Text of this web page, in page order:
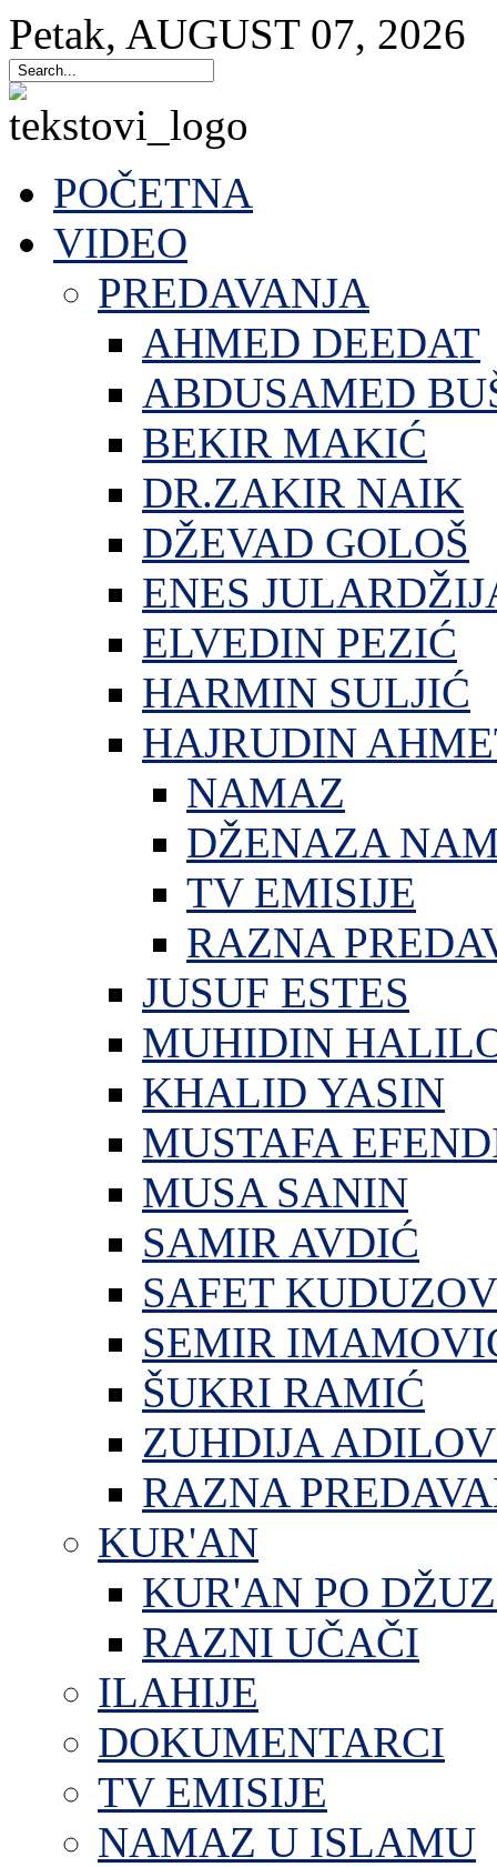
Petak, AUGUST 07, 2026
POČETNA
VIDEO
PREDAVANJA
AHMED DEEDAT
ABDUSAMED
BEKIR MAKIĆ
DR.ZAKIR NAIK
DŽEVAD GOLOŠ
ENES
ELVEDIN PEZIĆ
HARMIN SULJIĆ
HAJRUDIN
NAMAZ
DŽENAZA
TV EMISIJE
RAZNA
JUSUF ESTES
MUHIDIN
KHALID YASIN
MUSTAFA
MUSA SANIN
SAMIR AVDIĆ
SAFET
SEMIR
ŠUKRI RAMIĆ
ZUHDIJA
RAZNA
KUR'AN
KUR'AN PO
RAZNI UČAČI
ILAHIJE
DOKUMENTARCI
TV EMISIJE
NAMAZ U ISLAMU